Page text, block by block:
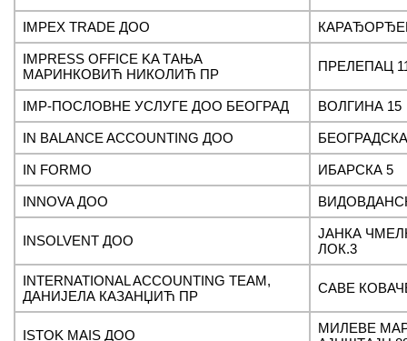
IMPEX TRADE ДОО
IMPRESS OFFICE KA ТАЊА
МАРИНКОВИЋ НИКОЛИЋ ПР
ПРЕЛЕПАЦ
IMP-ПОСЛОВНЕ УСЛУГЕ ДОО БЕОГРАД ВОЛГИНА 15
IN BALANCE ACCOUNTING ДОО
IN FORMO ИБАРСКА 5
INNOVA ДОО
INSOLVENT ДОО
ЈАНКА
ЛОК.3
INTERNATIONAL ACCOUNTING TEAM,
ДАНИЈЕЛА КАЗАНЏИЋ ПР
САВЕ
ISTOK MAIS ДОО
МИЛЕВЕ